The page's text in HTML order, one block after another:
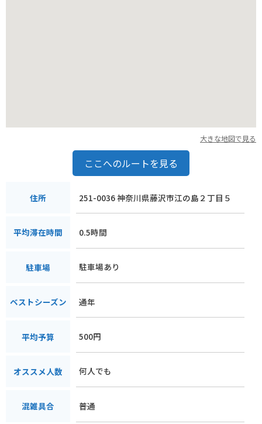
大きな地図で見る
ここへのルートを見る
住所 251-0036 神奈川県藤沢市江の島２丁目５
平均滞在時間 0.5時間
駐車場 駐車場あり
ベストシーズン 通年
平均予算 500円
オススメ人数 何人でも
混雑具合 普通